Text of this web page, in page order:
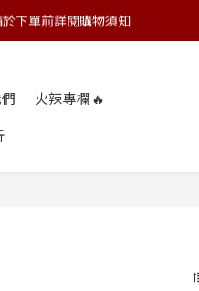
三件 9折 五件 88折
下單前詳閱購物須知
火辣專欄🔥